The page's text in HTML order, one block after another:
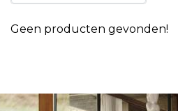
Geen producten gevonden!